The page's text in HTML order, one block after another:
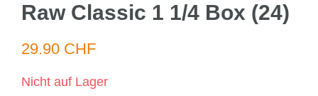
Raw Classic 1 1/4 Box (24)
29.90 CHF
Nicht auf Lager